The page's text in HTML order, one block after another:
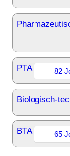
PTA 82
Biologisch-
BTA 65